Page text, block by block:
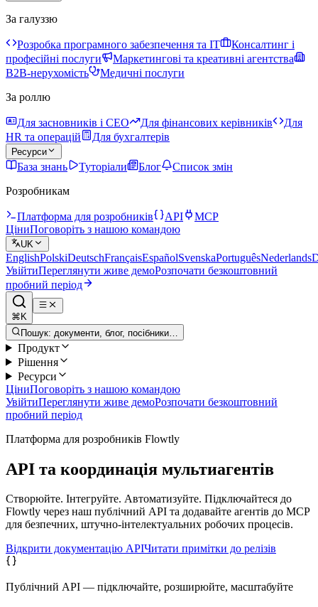
За галуззю
Розробка програмного забезпечення та IT
Консалтинг і
професійні послуги
Маркетингові та креативні агентства
B2B-нерухомість
Медичні послуги
За роллю
Для засновників і CEO Для фінансових керівників
Для
HR та операцій
Для бухгалтерів
Ресурси
База знань Туторіали Блог
Список змін
Розробникам
Платформа для розробників API
MCP
ЦіниПоговоріть з нашою командою
UK
EnglishPolskiDeutschFrançaisEspañolSvenskaPortuguêsNederlands
УвійтиПереглянути живе демоРозпочати безкоштовний
пробний період
⌘K
Пошук: документи, блог, посібники…
Продукт
Рішення
Ресурси
ЦіниПоговоріть з нашою командою
УвійтиПереглянути живе демоРозпочати безкоштовний
пробний період
Платформа для розробників Flowtly
API та координація мультиагентів
Створюйте. Інтегруйте. Автоматизуйте. Підключайтеся до
Flowtly через наш публічний API та додавайте агентів до MCP
для безпечних, штучно-інтелектуальних робочих процесів.
Відкрити документацію APIЧитати примітки до релізів
Публічний API — підключайте, розширюйте, масштабуйте